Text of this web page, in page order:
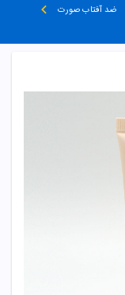
ضد آفتاب صورت